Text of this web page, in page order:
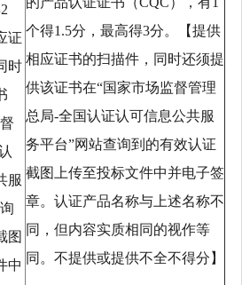
证
时
服
图
中
个得1.5分，最高得3分。【提供
相应证书的扫描件，同时还须提
供该证书在“国家市场监督管理
总局-全国认证认可信息公共服
务平台”网站查询到的有效认证
截图上传至投标文件中并电子签
章。认证产品名称与上述名称不
同，但内容实质相同的视作等
同。不提供或提供不全不得分】